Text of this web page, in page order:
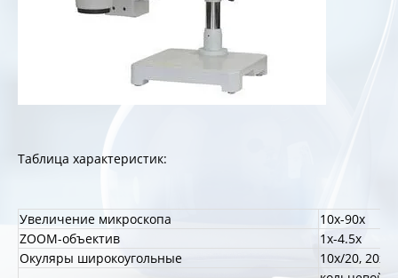
Таблица характеристик:
Увеличение микроскопа
10х-90х
ZOOM-объектив
1х-4.5х
Окуляры широкоугольные
10х/20, 20х/